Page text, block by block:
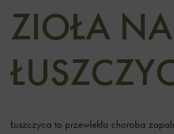
ZIOŁA NA
Łuszczyca to przewlekła choroba